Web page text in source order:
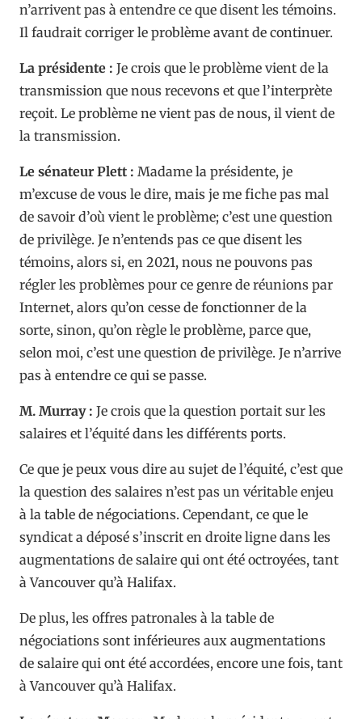
n’arrivent pas à entendre ce que disent les témoins.
Il faudrait corriger le problème avant de continuer.
La présidente : Je crois que le problème vient de la
transmission que nous recevons et que l’interprète
reçoit. Le problème ne vient pas de nous, il vient de
la transmission.
Le sénateur Plett : Madame la présidente, je
m’excuse de vous le dire, mais je me fiche pas mal
de savoir d’où vient le problème; c’est une question
de privilège. Je n’entends pas ce que disent les
témoins, alors si, en 2021, nous ne pouvons pas
régler les problèmes pour ce genre de réunions par
Internet, alors qu’on cesse de fonctionner de la
sorte, sinon, qu’on règle le problème, parce que,
selon moi, c’est une question de privilège. Je n’arrive
pas à entendre ce qui se passe.
M. Murray : Je crois que la question portait sur les
salaires et l’équité dans les différents ports.
Ce que je peux vous dire au sujet de l’équité, c’est que
la question des salaires n’est pas un véritable enjeu
à la table de négociations. Cependant, ce que le
syndicat a déposé s’inscrit en droite ligne dans les
augmentations de salaire qui ont été octroyées, tant
à Vancouver qu’à Halifax.
De plus, les offres patronales à la table de
négociations sont inférieures aux augmentations
de salaire qui ont été accordées, encore une fois, tant
à Vancouver qu’à Halifax.